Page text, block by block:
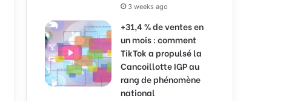
3 weeks ago
+31,4 % de ventes en
un mois : comment
TikTok a propulsé la
Cancoillotte IGP au
rang de phénomène
national